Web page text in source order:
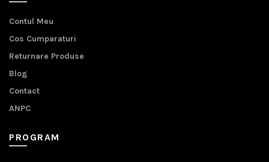
Contul Meu
Cos Cumparaturi
Returnare Produse
Blog
Contact
ANPC
PROGRAM